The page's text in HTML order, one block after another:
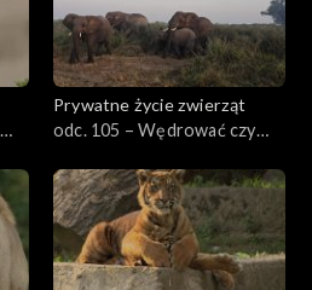
Prywatne życie zwierząt
odc. 105 – Wędrować czy